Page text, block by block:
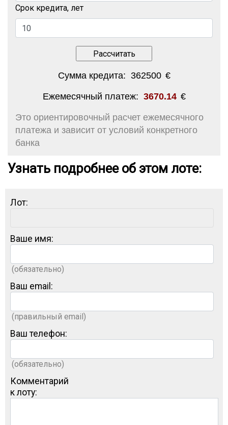
Срок кредита, лет
Сумма кредита: 362500 €
Ежемесячный платеж: 3670.14 €
Это ориентировочный расчет ежемесячного
платежа и зависит от условий конкретного
банка
Узнать подробнее об этом лоте:
Лот:
Ваше имя:
(обязательно)
Ваш email:
(правильный email)
Ваш телефон:
(обязательно)
Комментарий
к лоту: